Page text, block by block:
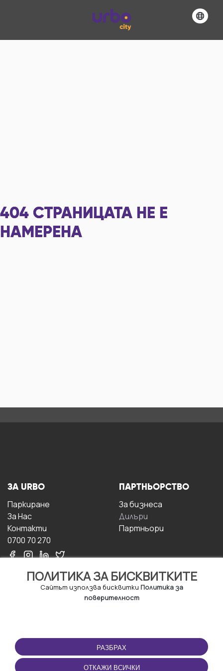
404 СТРАНИЦАТА НЕ Е
НАМЕРЕНА
ПОЛИТИКА ЗА БИСКВИТКИТЕ
Сайтът използва бисквитки Политика за
поверителност
РАЗБРАХ
ОТКАЖИ ВСИЧКИ
ЗА URBO
Паркиране
За Hас
Контакти
0700 70 270
ПАРТНЬОРСТВО
За бизнесa
Дилъри
Партньори
ПОЛЗВАНЕ
Правила и условия за
ползване
ПРИЛОЖЕНИЕТО